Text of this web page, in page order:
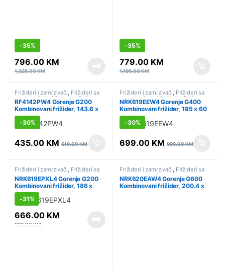
-35%
796.00 KM
1,225.00KM
-35%
779.00 KM
1,199.00KM
Frižideri i zamrzivači, Frižideri sa
zamrzivačem, Hlađenje ,Sniženo
RF4142PW4 Gorenje G200
Kombinovani frižider, 143.6 x
55 x 54.2 cm, Bijela
-30%
435.00 KM 619.00KM
Frižideri i zamrzivači, Frižideri sa
zamrzivačem, Hlađenje Sniženo
NRK619EEW4 Gorenje G400
Kombinovani frižider, 185 x 60
x 59.2 cm, Bijela
-30%
699.00 KM 999.00KM
Frižideri i zamrzivači Frižideri sa
zamrzivačem Hlađenje , Sniženo
NRK619EPXL4 Gorenje G200
Kombinovani frižider, 186 x
59.5 x 58.9 cm, Siva
-31%
666.00 KM
969.00KM
Frižideri i zamrzivači Frižideri sa
zamrzivačem Hlađenje, Sniženo
NRK620EAW4 Gorenje G600
Kombinovani frižider, 200.4 x